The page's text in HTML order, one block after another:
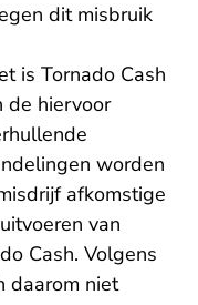
dit misbruik
is Tornado Cash
de hiervoor
worden
afkomstige
van
Cash. Volgens
daarom niet